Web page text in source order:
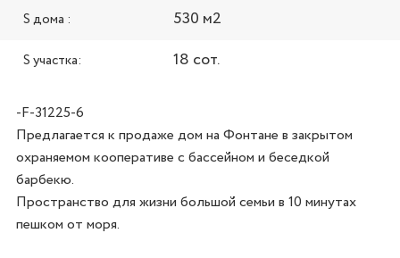
S дома : 530 м2
S участка: 18 сот.
-F-31225-6
Предлагается к продаже дом на Фонтане в закрытом
охраняемом кооперативе с бассейном и беседкой
барбекю.
Пространство для жизни большой семьи в 10 минутах
пешком от моря.